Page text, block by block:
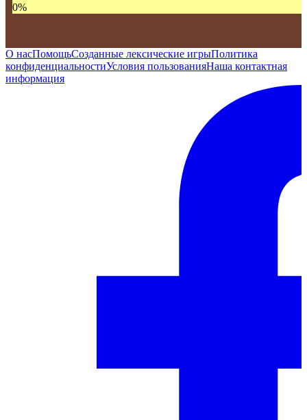
0%
О насПомощьСозданные лексические игрыПолитика
конфиденциальностиУсловия пользованияНаша контактная
информация